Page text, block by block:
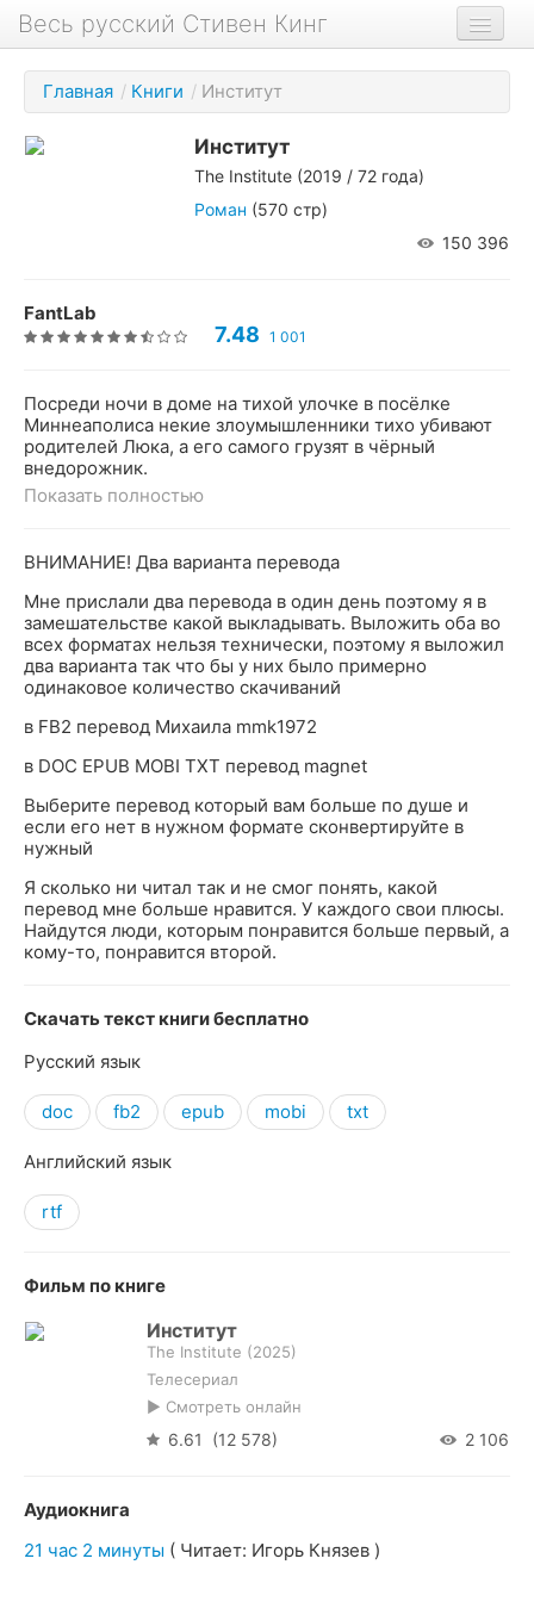
Весь русский Стивен Кинг
Книги
Фильмы
Аудиокниги
О проекте
Главная / Книги / Институт
Институт
The Institute (2019 / 72 года)
Роман (570 стр)
150 396
FantLab
7.48 1 001
Посреди ночи в доме на тихой улочке в посёлке
Миннеаполиса некие злоумышленники тихо убивают
родителей Люка, а его самого грузят в чёрный
внедорожник.
Показать полностью
ВНИМАНИЕ! Два варианта перевода
Мне прислали два перевода в один день поэтому я в
замешательстве какой выкладывать. Выложить оба во
всех форматах нельзя технически, поэтому я выложил
два варианта так что бы у них было примерно
одинаковое количество скачиваний
в FB2 перевод Михаила mmk1972
в DOC EPUB MOBI TXT перевод magnet
Выберите перевод который вам больше по душе и
если его нет в нужном формате сконвертируйте в
нужный
Я сколько ни читал так и не смог понять, какой
перевод мне больше нравится. У каждого свои плюсы.
Найдутся люди, которым понравится больше первый, а
кому-то, понравится второй.
Скачать текст книги бесплатно
Русский язык
doc fb2 epub mobi txt
Английский язык
rtf
Фильм по книге
Институт
The Institute (2025)
Телесериал
▶ Смотреть онлайн
6.61 (12 578) 2 106
Аудиокнига
21 час 2 минуты ( Читает: Игорь Князев )